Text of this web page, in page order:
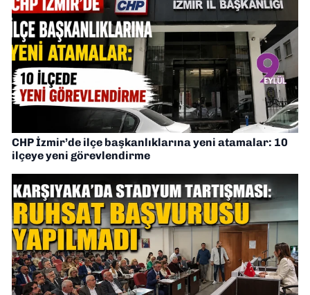
CHP İzmir’de ilçe başkanlıklarına yeni atamalar: 10
ilçeye yeni görevlendirme